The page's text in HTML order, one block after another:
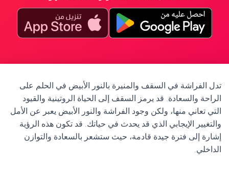
تدل الفراشة في السقف والمنيرة بالنور الأبيض في الحلم على
الراحة والسعادة. قد يرمز السقف إلى الحياة الروتينية والقيود
التي تعاني منها، ولكن وجود الفراشة والنور الأبيض يعبر عن الأمل
والتغيير الإيجابي الذي قد يحدث في حياتك. قد تكون هذه الرؤية
إشارة إلى فترة جيدة قادمة، حيث ستشعر بالسعادة والتوازن
الداخلي.